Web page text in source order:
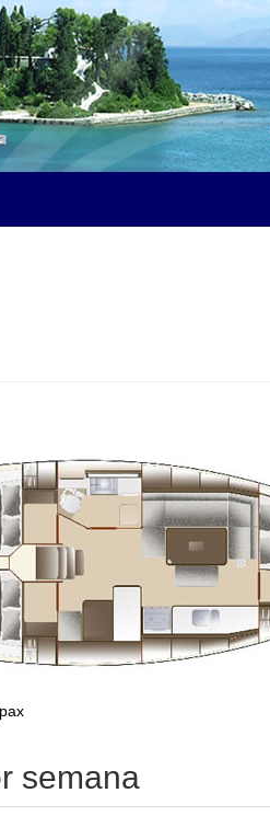
semana